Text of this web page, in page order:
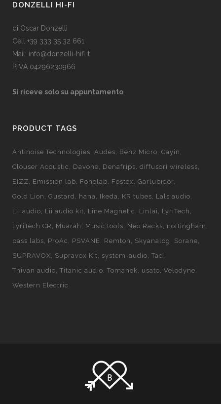
DONZELLI HI-FI
di Oscar Donzelli
Cell +39 333 35 32 661
Mail: info@donzelli-hifi.it
P.IVA 04296230966
Si riceve solo su appuntamento
PRODUCT TAGS
Antinoise Technologies Audes Benz Micro Cayin
Clouser Acoustic
Davone Denafrips diffusori wireless
EIZZ
Emission lab Fonolab Fostex
Garlubidor
Gold Lion
Gustard hana Ikeda KR tubes
Lals audio
Lii audio
Lii audio kit Line Magnetic Linlai
LyriTech
LyriTech CR
Muarah Music tools Neo Racks
nottingham
pass labs
ProAc PSVANE Remton Skyanalog
Sorane
SUPRAVOX
Supravox Kit system-audio Tad
Thivan audio Titanic audio Tomanek usato Velodyne
Western Electric